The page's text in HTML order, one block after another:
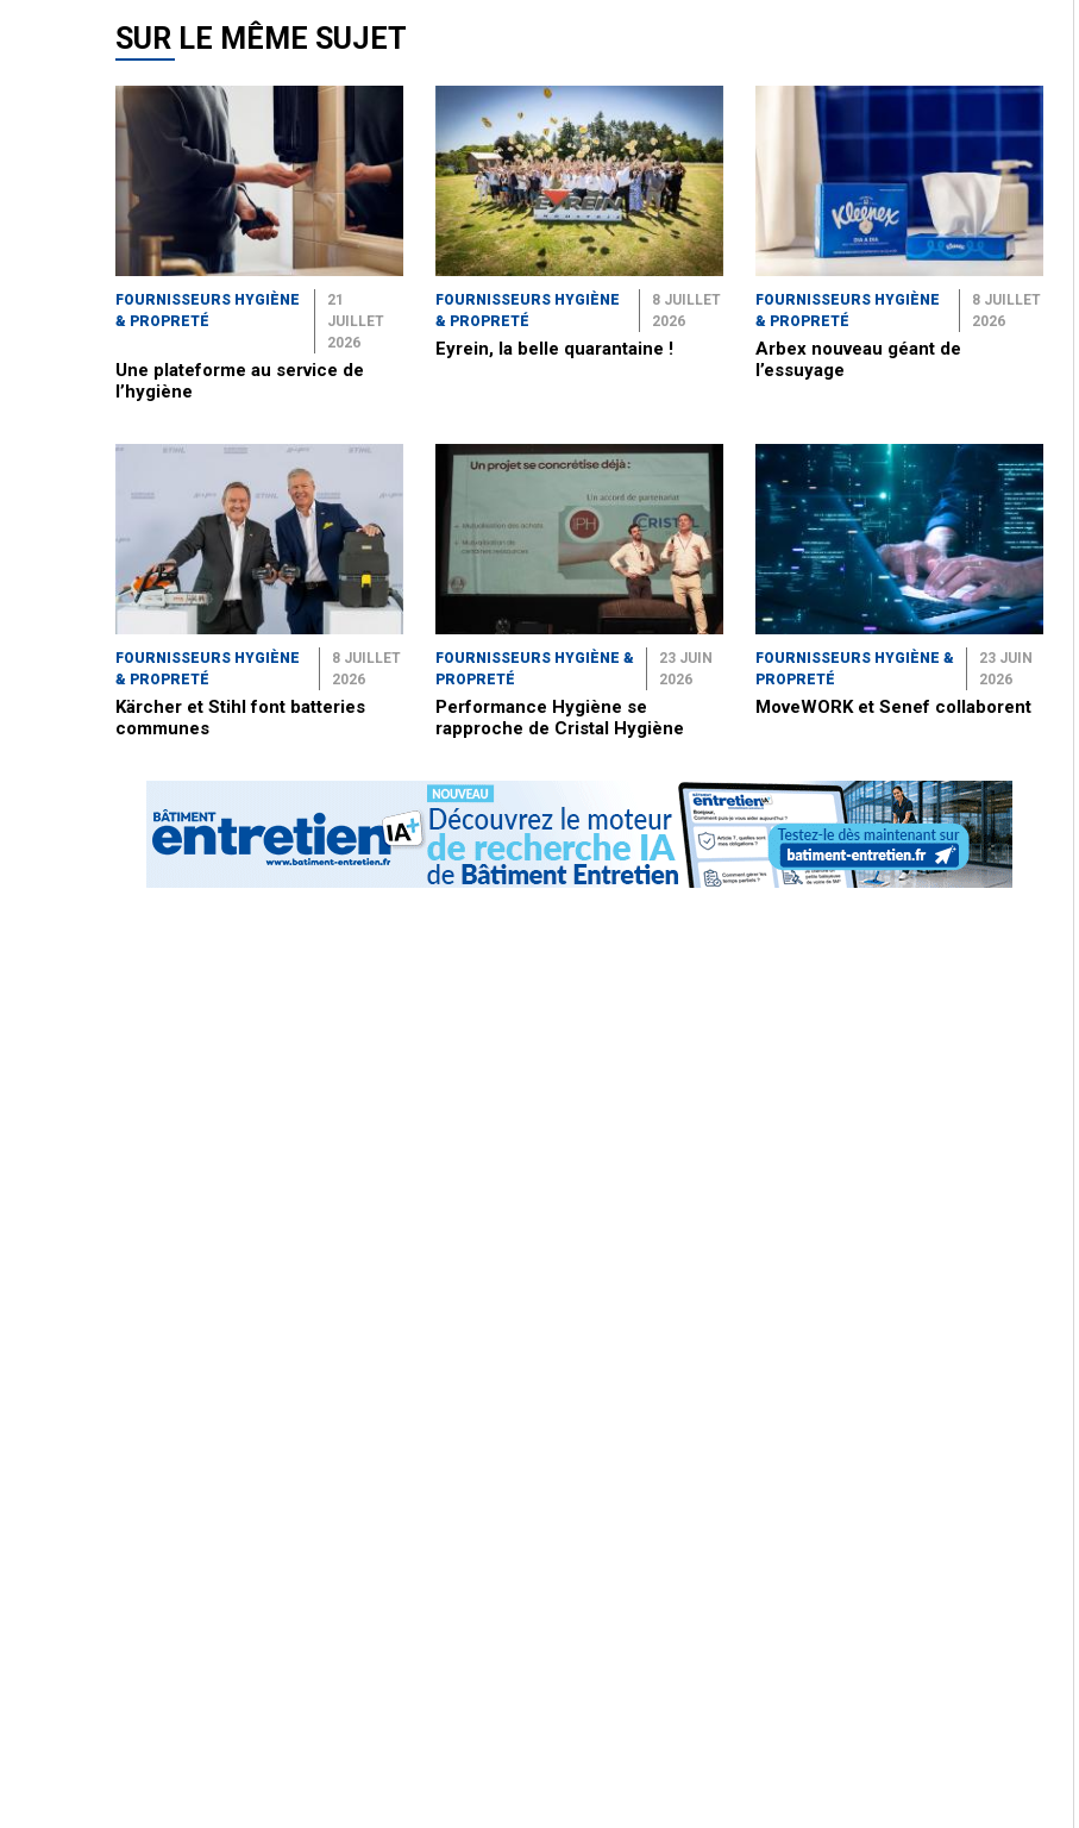
SUR LE MÊME SUJET
FOURNISSEURS HYGIÈNE
& PROPRETÉ
21
JUILLET
2026
Une plateforme au service de
l’hygiène
FOURNISSEURS HYGIÈNE
& PROPRETÉ
8 JUILLET
2026
Eyrein, la belle quarantaine !
FOURNISSEURS HYGIÈNE
& PROPRETÉ
8 JUILLET
2026
Arbex nouveau géant de
l’essuyage
FOURNISSEURS HYGIÈNE
& PROPRETÉ
8 JUILLET
2026
Kärcher et Stihl font batteries
communes
FOURNISSEURS HYGIÈNE &
PROPRETÉ
23 JUIN
2026
Performance Hygiène se
rapproche de Cristal Hygiène
FOURNISSEURS HYGIÈNE &
PROPRETÉ
23 JUIN
2026
MoveWORK et Senef collaborent